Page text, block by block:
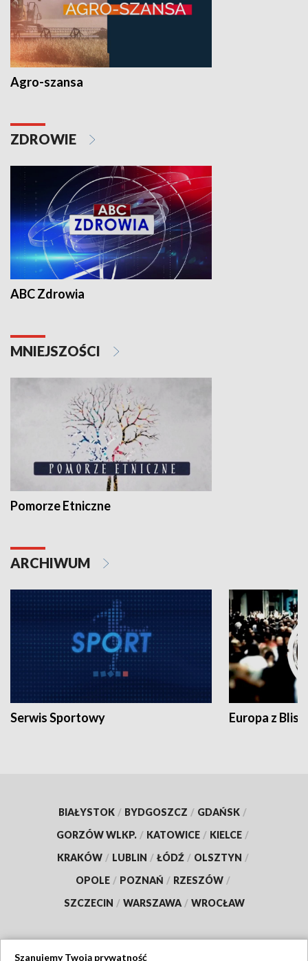
Agro-szansa
ZDROWIE
ABC Zdrowia
MNIEJSZOŚCI
Pomorze Etniczne
ARCHIWUM
Serwis Sportowy Europa z
BIAŁYSTOK / BYDGOSZCZ / GDAŃSK /
GORZÓW WLKP. / KATOWICE / KIELCE /
KRAKÓW / LUBLIN / ŁÓDŹ / OLSZTYN /
OPOLE / POZNAŃ / RZESZÓW /
SZCZECIN / WARSZAWA / WROCŁAW
Szanujemy Twoją prywatność